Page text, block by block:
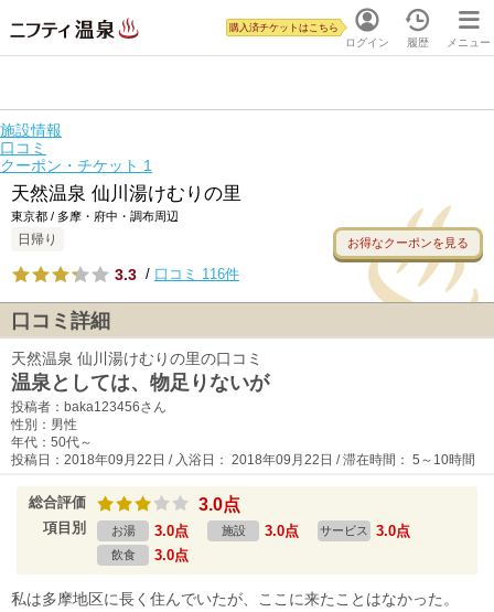
ログイン
購入済チケットはこちら
履歴 メニュー
施設情報
口コミ
クーポン・チケット 1
天然温泉 仙川湯けむりの里
東京都 / 多摩・府中・調布周辺
日帰り お得なクーポンを見る
3.3 / 口コミ 116件
口コミ詳細
天然温泉 仙川湯けむりの里の口コミ
温泉としては、物足りないが
投稿者：baka123456さん
性別：男性
年代：50代～
投稿日：2018年09月22日 / 入浴日： 2018年09月22日 / 滞在時間： 5～10時間
総合評価 3.0点
項目別 お湯 3.0点 施設 3.0点 サービス 3.0点
飲食 3.0点
私は多摩地区に長く住んでいたが、ここに来たことはなかった。